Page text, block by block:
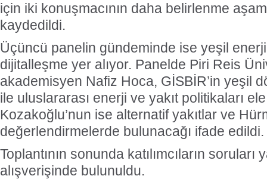
için iki konuşmacının daha belirlenme
kaydedildi.
Üçüncü panelin gündeminde ise yeşil
dijitalleşme yer alıyor. Panelde Piri Reis
akademisyen Nafiz Hoca, GİSBİR’in yeşil
ile uluslararası enerji ve yakıt politikaları
Kozakoğlu’nun ise alternatif yakıtlar ve
değerlendirmelerde bulunacağı ifade edildi.
Toplantının sonunda katılımcıların soruları
alışverişinde bulunuldu.